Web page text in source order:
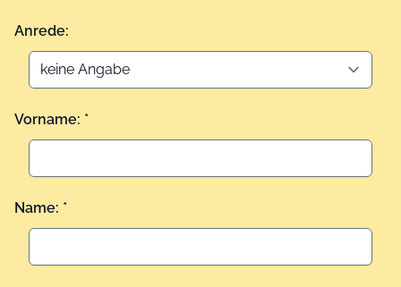
Anrede:
Vorname: *
Name: *